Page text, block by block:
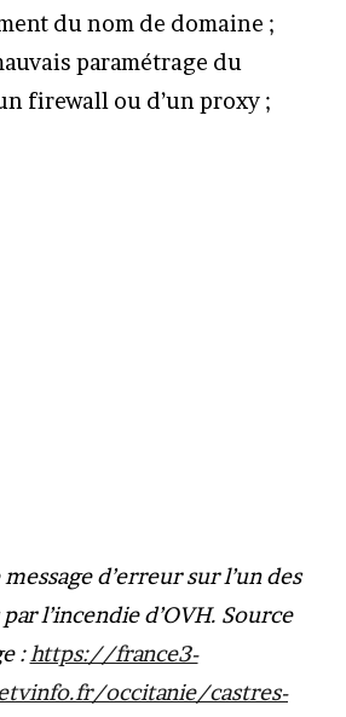
du nom de domaine ;
paramétrage du
firewall ou d’un proxy ;
d’erreur sur l’un des
l’incendie d’OVH. Source
: https://france3-
occitanie/castres-